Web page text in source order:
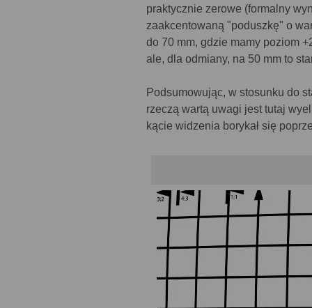
praktycznie zerowe (formalny
zaakcentowaną "poduszkę" o
do 70 mm, gdzie mamy poziom
ale, dla odmiany, na 50 mm to
Podsumowując, w stosunku do
rzeczą wartą uwagi jest tutaj
kącie widzenia borykał się